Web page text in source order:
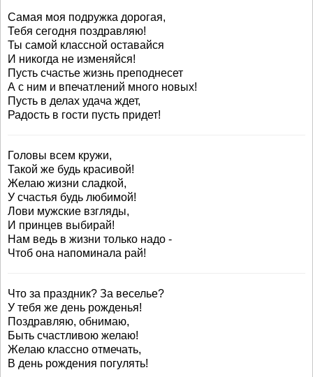
Самая моя подружка дорогая,
Тебя сегодня поздравляю!
Ты самой классной оставайся
И никогда не изменяйся!
Пусть счастье жизнь преподнесет
А с ним и впечатлений много новых!
Пусть в делах удача ждет,
Радость в гости пусть придет!
Головы всем кружи,
Такой же будь красивой!
Желаю жизни сладкой,
У счастья будь любимой!
Лови мужские взгляды,
И принцев выбирай!
Нам ведь в жизни только надо -
Чтоб она напоминала рай!
Что за праздник? За веселье?
У тебя же день рожденья!
Поздравляю, обнимаю,
Быть счастливою желаю!
Желаю классно отмечать,
В день рождения погулять!